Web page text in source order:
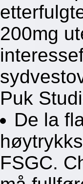
200mg
Puk
De la
FSGC.